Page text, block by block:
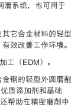
滑系统，也可用于
它合金材料的轻型
效改善工作环境。
工（EDM）。
钢的轻型外圆磨削
质添加剂和基础
帮助在精密磨削中